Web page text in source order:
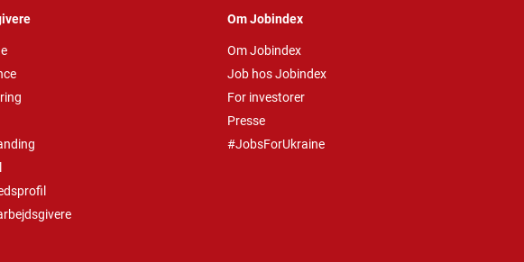
Om Jobindex
Om Jobindex
Job hos Jobindex
For investorer
Presse
#JobsForUkraine